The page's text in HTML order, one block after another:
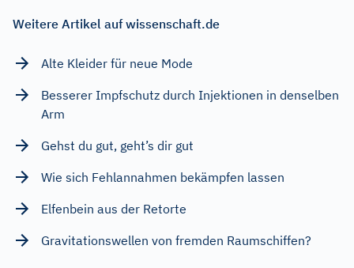
Weitere Artikel auf wissenschaft.de
Alte Kleider für neue Mode
Besserer Impfschutz durch Injektionen in denselben
Arm
Gehst du gut, geht’s dir gut
Wie sich Fehlannahmen bekämpfen lassen
Elfenbein aus der Retorte
Gravitationswellen von fremden Raumschiffen?